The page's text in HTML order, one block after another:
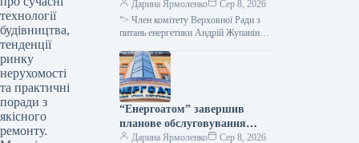
технології
будівництва,
тенденції
ринку
нерухомості
та практичні
поради з
якісного
ремонту.
невдачі через військові
загрози для покупців та
надмірну вартість,
Дарина Ярмоленко
Сер 8, 2026
“> Член комітету Верховної Ради з
питань енергетики Андрій Жупанін
аукціону з продажу електроенергії…
“Енергоатом” завершив
планове обслуговування
п’ятого енергетичного блоку
Дарина Ярмоленко Сер 8, 2026